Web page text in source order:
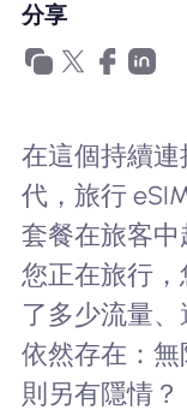
使用 eSIM
企業用戶
分享
在這個持續
代，旅行
套餐在旅客
您正在旅行
了多少流量
依然存在：
則另有隱情？